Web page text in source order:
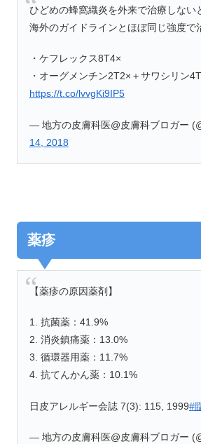
ひどめの蜂窩織炎を外来で治療しない
海外のガイドラインとほぼ同じ強度で
・ケフレックス8T4×
・オーグメンチン2T2×＋サワシリン
https://t.co/lvvgKi9IP5
— 地方の皮膚科医@皮膚科ブロガー
14, 2018
薬疹
【薬疹の原因薬剤】
1. 抗菌薬：41.9%
2. 消炎鎮痛薬：13.0%
3. 循環器用薬：11.7%
4. 抗てんかん薬：10.1%
日皮アレルギー会誌 7(3): 115, 1999#
— 地方の皮膚科医@皮膚科ブロガー